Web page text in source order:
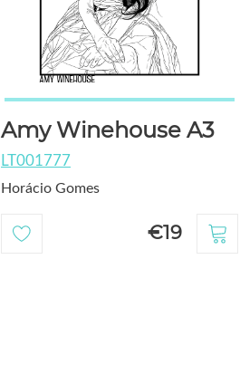
Amy Winehouse A3
LT001777
Horácio Gomes
€19